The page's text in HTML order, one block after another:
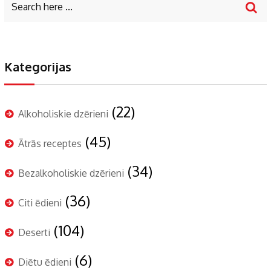
Kategorijas
Alkoholiskie dzērieni (22)
Ātrās receptes (45)
Bezalkoholiskie dzērieni (34)
Citi ēdieni (36)
Deserti (104)
Diētu ēdieni (6)